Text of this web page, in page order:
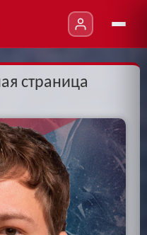
страница